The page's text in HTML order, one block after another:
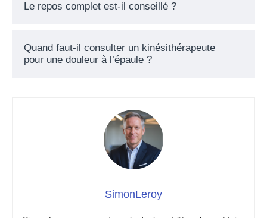
Le repos complet est-il conseillé ?
Quand faut-il consulter un kinésithérapeute
pour une douleur à l’épaule ?
SimonLeroy